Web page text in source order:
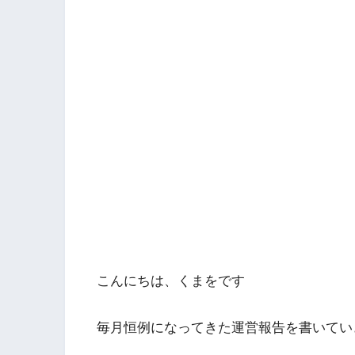
こんにちは、くまをです
毎月恒例になってきた運営報告を書いて